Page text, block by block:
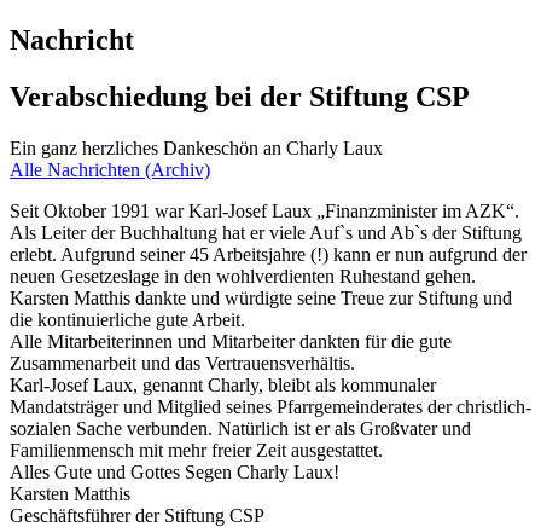
Nachricht
Verabschiedung bei der Stiftung CSP
Ein ganz herzliches Dankeschön an Charly Laux
Alle Nachrichten (Archiv)
Seit Oktober 1991 war Karl-Josef Laux „Finanzminister im AZK“.
Als Leiter der Buchhaltung hat er viele Auf`s und Ab`s der Stiftung
erlebt. Aufgrund seiner 45 Arbeitsjahre (!) kann er nun aufgrund der
neuen Gesetzeslage in den wohlverdienten Ruhestand gehen.
Karsten Matthis dankte und würdigte seine Treue zur Stiftung und
die kontinuierliche gute Arbeit.
Alle Mitarbeiterinnen und Mitarbeiter dankten für die gute
Zusammenarbeit und das Vertrauensverhältis.
Karl-Josef Laux, genannt Charly, bleibt als kommunaler
Mandatsträger und Mitglied seines Pfarrgemeinderates der christlich-
sozialen Sache verbunden. Natürlich ist er als Großvater und
Familienmensch mit mehr freier Zeit ausgestattet.
Alles Gute und Gottes Segen Charly Laux!
Karsten Matthis
Geschäftsführer der Stiftung CSP